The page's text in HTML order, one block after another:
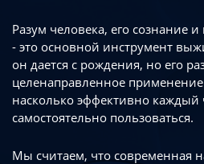
Разум человека, его сознание
- это основной инструмент
он дается с рождения, но его
целенаправленное применение
насколько эффективно каждый
самостоятельно пользоваться.
Мы считаем, что современная